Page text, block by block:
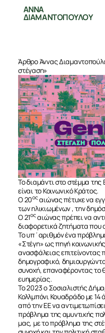
ΑΝΝΑ
ΔΙΑΜΑΝΤΟΠΟΥΛΟΥ
Άρθρο Άννας
στέγαση»
Το διαμάντι στο στέμμα
είναι το Κοινωνικό Κράτος.
Ο 20οςαιώνας πέτυχε να
των ηλικιωμένων , την
Ο 21οςαιώνας πρέπει να
διαφορετικά ζητήματα που
Το υπ΄αριθμόν ένα
«Στέγη» ως πηγή
ανασφάλειας
δημογραφικό,
συνοχή, επαναφέροντας το
ευημερίας.
Το 2023 ο Σοσιαλιστής
Κολλμπόνι Κουαδράδο με
από την ΕΕ να
πρόβλημα της αμυντικής
μας, με το πρόβλημα της